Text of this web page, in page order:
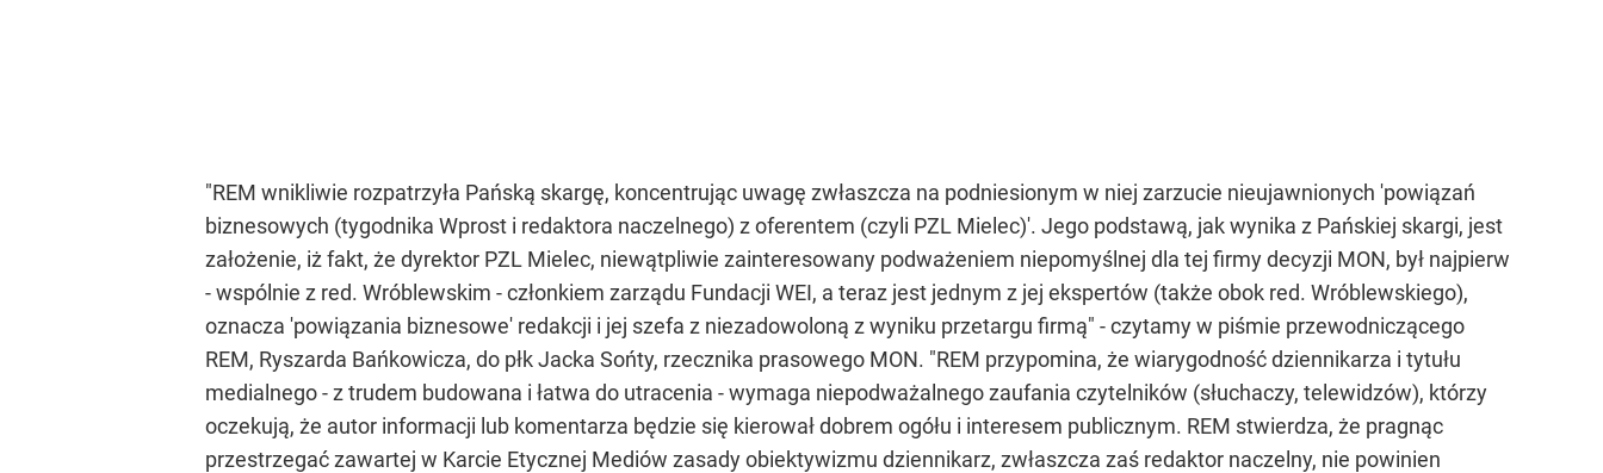
"REM wnikliwie rozpatrzyła Pańską skargę, koncentrując uwagę zwłaszcza na podniesionym w niej zarzucie nieujawnionych 'powiązań
biznesowych (tygodnika Wprost i redaktora naczelnego) z oferentem (czyli PZL Mielec)'. Jego podstawą, jak wynika z Pańskiej skargi, jest
założenie, iż fakt, że dyrektor PZL Mielec, niewątpliwie zainteresowany podważeniem niepomyślnej dla tej firmy decyzji MON, był najpierw
- wspólnie z red. Wróblewskim - członkiem zarządu Fundacji WEI, a teraz jest jednym z jej ekspertów (także obok red. Wróblewskiego),
oznacza 'powiązania biznesowe' redakcji i jej szefa z niezadowoloną z wyniku przetargu firmą" - czytamy w piśmie przewodniczącego
REM, Ryszarda Bańkowicza, do płk Jacka Sońty, rzecznika prasowego MON. "REM przypomina, że wiarygodność dziennikarza i tytułu
medialnego - z trudem budowana i łatwa do utracenia - wymaga niepodważalnego zaufania czytelników (słuchaczy, telewidzów), którzy
oczekują, że autor informacji lub komentarza będzie się kierował dobrem ogółu i interesem publicznym. REM stwierdza, że pragnąc
przestrzegać zawartej w Karcie Etycznej Mediów zasady obiektywizmu dziennikarz, zwłaszcza zaś redaktor naczelny, nie powinien